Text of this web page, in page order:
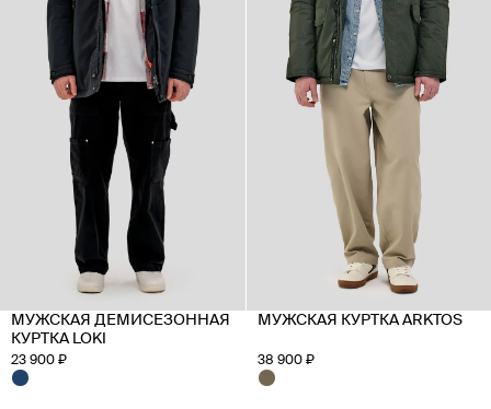
МУЖСКАЯ ДЕМИСЕЗОННАЯ
КУРТКА LOKI
23 900 ₽
МУЖСКАЯ КУРТКА ARKTOS
38 900 ₽